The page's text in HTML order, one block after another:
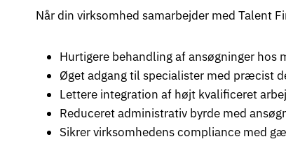
Når din virksomhed samarbejder med Talent
Hurtigere behandling af ansøgninger hos
Øget adgang til specialister med præcist
Lettere integration af højt kvalificeret
Reduceret administrativ byrde med
Sikrer virksomhedens compliance med